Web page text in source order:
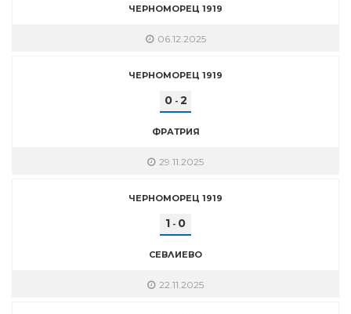
ЧЕРНОМОРЕЦ 1919
06.12.2025
ЧЕРНОМОРЕЦ 1919
0- 2
ФРАТРИЯ
29.11.2025
ЧЕРНОМОРЕЦ 1919
1 - 0
СЕВЛИЕВО
22.11.2025